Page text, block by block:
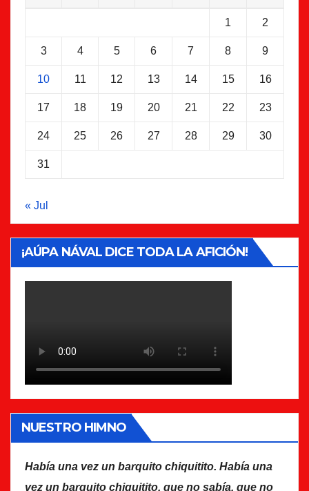
1 2
3 4 5 6 7 8 9
10 11 12 13 14 15 16
17 18 19 20 21 22 23
24 25 26 27 28 29 30
31
« Jul
¡AÚPA NÁVAL DICE TODA LA AFICIÓN!
NUESTRO HIMNO
Había una vez un barquito chiquitito. Había una
vez un barquito chiquitito, que no sabía, que no